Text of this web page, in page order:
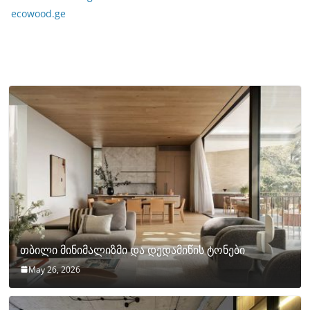
ecowood.ge
თბილი მინიმალიზმი და დედამიწის ტონები
May 26, 2026